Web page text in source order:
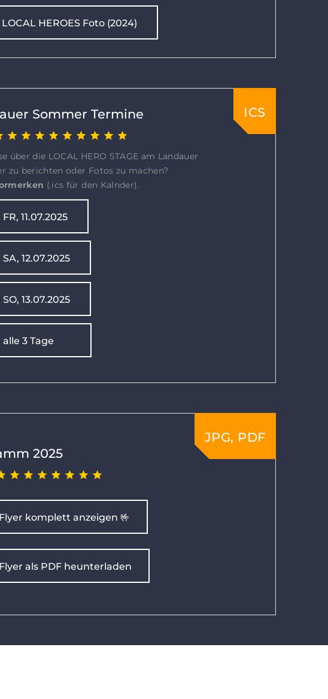
LOCAL HEROES Foto (2024)
Sommer Termine
über die LOCAL HERO STAGE am Landauer
zu berichten oder Fotos zu machen?
(.ics für den Kalnder).
FR, 11.07.2025
SA, 12.07.2025
SO, 13.07.2025
alle 3 Tage
ICS
2025
Flyer komplett anzeigen 🤟
Flyer als PDF heunterladen
JPG, PDF